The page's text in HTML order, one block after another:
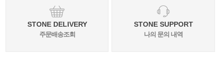
STONE DELIVERY
주문배송조회
STONE SUPPORT
나의 문의 내역